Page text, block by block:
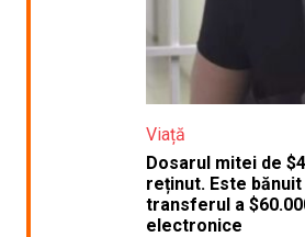
Viață
Dosarul mitei de
reținut. Este
transferul a
electronice